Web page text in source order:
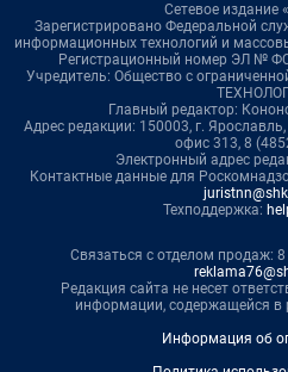
Сетевое издание
Зарегистрировано Федеральной
информационных технологий и
Регистрационный номер ЭЛ №
Учредитель: Общество с
Главный редактор:
Адрес редакции: 150003, г.
офис 313, 8
Электронный адрес
Контактные данные для
Техподдержка:
Связаться с отделом продаж:
Редакция сайта не несет
информации, содержащейся в
Информация об